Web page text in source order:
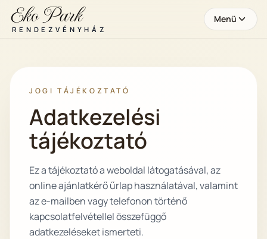
Eko Park
RENDEZVÉNYHÁZ
Menü
JOGI TÁJÉKOZTATÓ
Adatkezelési
tájékoztató
Ez a tájékoztató a weboldal látogatásával, az
online ajánlatkérő űrlap használatával, valamint
az e-mailben vagy telefonon történő
kapcsolatfelvétellel összefüggő
adatkezeléseket ismerteti.